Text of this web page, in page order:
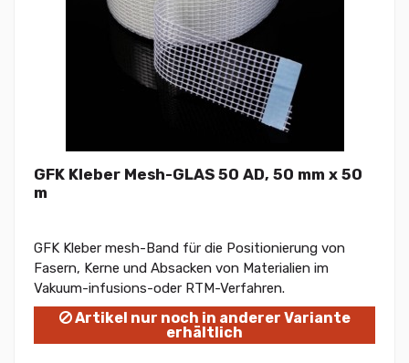
GFK Kleber Mesh-GLAS 50 AD, 50 mm x 50
m
GFK Kleber mesh-Band für die Positionierung von
Fasern, Kerne und Absacken von Materialien im
Vakuum-infusions-oder RTM-Verfahren.
Artikel nur noch in anderer Variante
erhältlich